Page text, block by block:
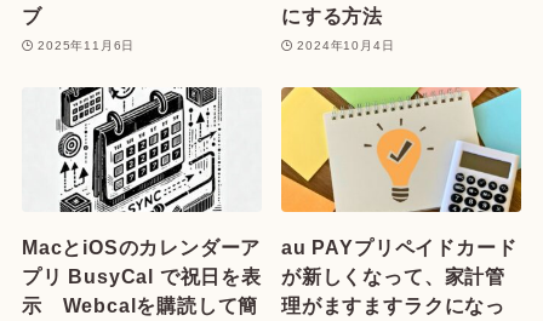
ブ
2025年11月6日
にする方法
2024年10月4日
MacとiOSのカレンダーア
プリ BusyCal で祝日を表
示 Webcalを購読して簡
au PAYプリペイドカード
が新しくなって、家計管
理がますますラクになっ